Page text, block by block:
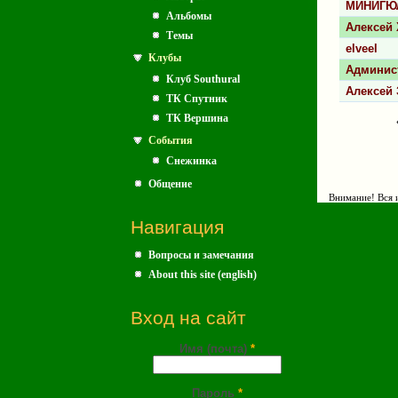
Альбомы
Темы
Клубы
Клуб Southural
ТК Спутник
ТК Вершина
События
Снежинка
Общение
Навигация
Вопросы и замечания
About this site (english)
Вход на сайт
Имя (почта) *
Пароль *
Алексей
elveel
Алексей
Внимание! Вся